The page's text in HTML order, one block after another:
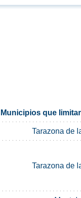
Municipios que
Tarazona de
Tarazona de